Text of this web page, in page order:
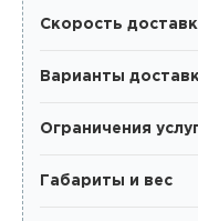
Скорость
Варианты
Ограничения
Габариты и вес